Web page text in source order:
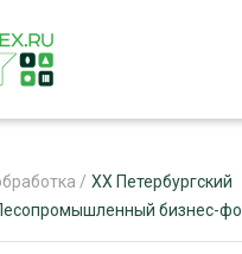
/ XX Петербургский
бизнес-